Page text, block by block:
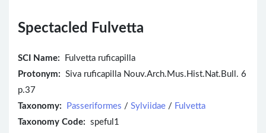
Spectacled Fulvetta
SCI Name:
Fulvetta ruficapilla
Protonym: Siva ruficapilla Nouv.Arch.Mus.Hist.Nat.Bull. 6
p.37
Taxonomy:
Passeriformes / Sylviidae / Fulvetta
Taxonomy Code: speful1